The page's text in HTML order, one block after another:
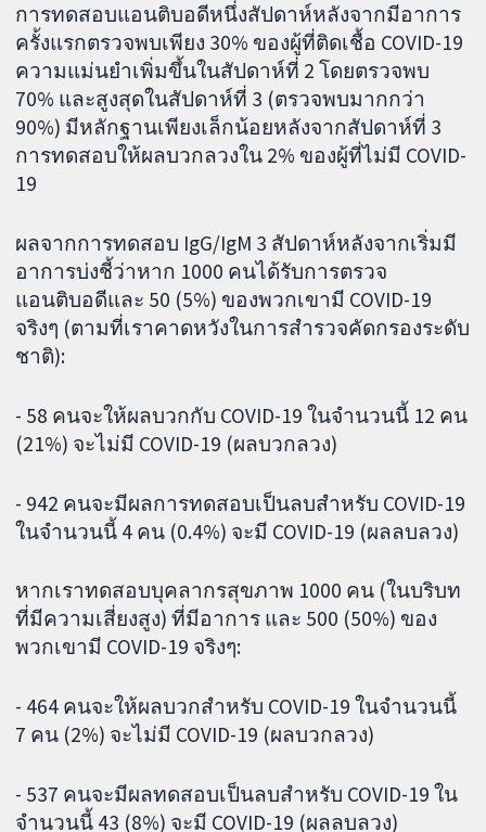
การทดสอบแอนติบอดีหนึ่งสัปดาห์หลังจากมีอาการ
ครั้งแรกตรวจพบเพียง 30% ของผู้ที่ติดเชื้อ COVID-19
ความแม่นยำเพิ่มขึ้นในสัปดาห์ที่ 2 โดยตรวจพบ
70% และสูงสุดในสัปดาห์ที่ 3 (ตรวจพบมากกว่า
90%) มีหลักฐานเพียงเล็กน้อยหลังจากสัปดาห์ที่ 3
การทดสอบให้ผลบวกลวงใน 2% ของผู้ที่ไม่มี COVID-
19
ผลจากการทดสอบ IgG/IgM 3 สัปดาห์หลังจากเริ่มมี
อาการบ่งชี้ว่าหาก 1000 คนได้รับการตรวจ
แอนติบอดีและ 50 (5%) ของพวกเขามี COVID-19
จริงๆ (ตามที่เราคาดหวังในการสำรวจคัดกรองระดับ
ชาติ):
- 58 คนจะให้ผลบวกกับ COVID-19 ในจำนวนนี้ 12 คน
(21%) จะไม่มี COVID-19 (ผลบวกลวง)
- 942 คนจะมีผลการทดสอบเป็นลบสำหรับ COVID-19
ในจำนวนนี้ 4 คน (0.4%) จะมี COVID-19 (ผลลบลวง)
หากเราทดสอบบุคลากรสุขภาพ 1000 คน (ในบริบท
ที่มีความเสี่ยงสูง) ที่มีอาการ และ 500 (50%) ของ
พวกเขามี COVID-19 จริงๆ:
- 464 คนจะให้ผลบวกสำหรับ COVID-19 ในจำนวนนี้
7 คน (2%) จะไม่มี COVID-19 (ผลบวกลวง)
- 537 คนจะมีผลทดสอบเป็นลบสำหรับ COVID-19 ใน
จำนวนนี้ 43 (8%) จะมี COVID-19 (ผลลบลวง)